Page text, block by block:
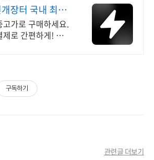
장터 국내 최대
가로 구매하세요.
로 간편하게! 전국
구독하기
관련글 더보기